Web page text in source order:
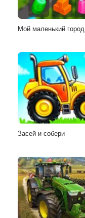
Мой маленький город
Засей и собери